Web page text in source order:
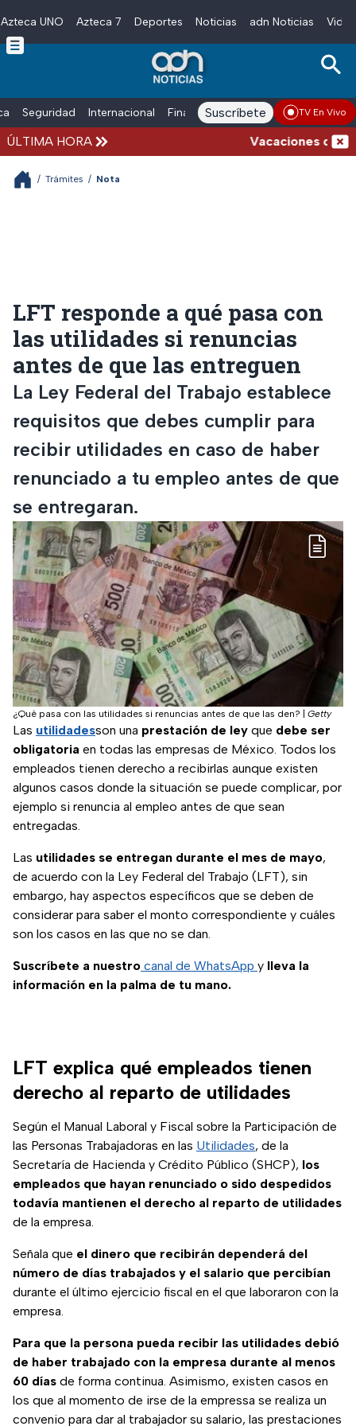
Skip to main content
Azteca UNO Azteca 7 Deportes Noticias adn Noticias
Seguridad Internacional Finanzas adn Noticias Radio
Suscríbete TV En Vivo
ÚLTIMA HORA Vacaciones de
/ Trámites / Nota
LFT responde a qué pasa con
las utilidades si renuncias
antes de que las entreguen
La Ley Federal del Trabajo establece
requisitos que debes cumplir para
recibir utilidades en caso de haber
renunciado a tu empleo antes de que
se entregaran.
¿Qué pasa con las utilidades si renuncias antes de que las den? Getty
Las utilidadesson una prestación de ley que debe ser
obligatoria en todas las empresas de México. Todos los
empleados tienen derecho a recibirlas aunque existen
algunos casos donde la situación se puede complicar, por
ejemplo si renuncia al empleo antes de que sean
entregadas.
Las utilidades se entregan durante el mes de mayo,
de acuerdo con la Ley Federal del Trabajo (LFT), sin
embargo, hay aspectos específicos que se deben de
considerar para saber el monto correspondiente y cuáles
son los casos en las que no se dan.
Suscríbete a nuestro canal de WhatsApp y lleva la
información en la palma de tu mano.
LFT explica qué empleados tienen
derecho al reparto de utilidades
Según el Manual Laboral y Fiscal sobre la Participación de
las Personas Trabajadoras en las Utilidades, de la
Secretaría de Hacienda y Crédito Público (SHCP), los
empleados que hayan renunciado o sido despedidos
todavía mantienen el derecho al reparto de utilidades
de la empresa.
Señala que el dinero que recibirán dependerá del
número de días trabajados y el salario que percibían
durante el último ejercicio fiscal en el que laboraron con la
empresa.
Para que la persona pueda recibir las utilidades debió
de haber trabajado con la empresa durante al menos
60 días de forma continua. Asimismo, existen casos en
los que al momento de irse de la empressa se realiza un
convenio para dar al trabajador su salario, las prestaciones